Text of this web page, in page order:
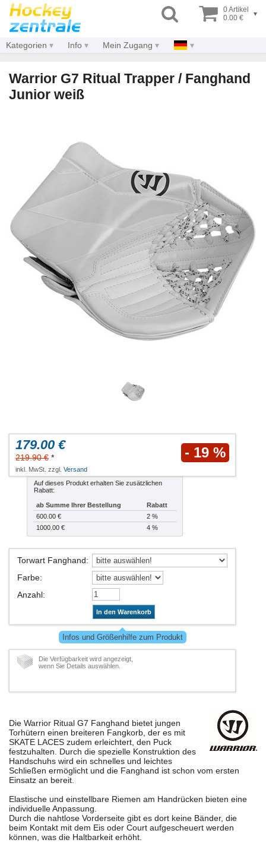
0 Artikel
0.00 €
▾
Kategorien Info Mein Zugang
Warrior G7 Ritual Trapper / Fanghand
Junior weiß
179.00 €
219.90 € * - 19 %
inkl. MwSt. zzgl. Versand
Auf dieses Produkt erhalten Sie zusätzlichen
Rabatt:
ab Summe Ihrer Bestellung
Rabatt
600.00 €
2 %
1000.00 €
4 %
Torwart Fanghand:
Farbe:
Anzahl:
In den Warenkorb
Infos und Größenhilfe zum Produkt
Die Verfügbarkeit wird angezeigt,
wenn Sie Details auswählen.
Die Warrior Ritual G7 Fanghand bietet jungen
Torhütern einen breiteren Fangkorb, der es mit
SKATE LACES zudem erleichtert, den Puck
festzuhalten. Durch die spezielle Konstruktion des
Handschuhs wird ein schnelles und leichtes
Schließen ermöglicht und die Fanghand ist schon vom ersten
Einsatz an bereit.
Elastische und einstellbare Riemen am Handrücken bieten eine
individuelle Anpassung.
Durch die nahtlose Vorderseite gibt es dort keine Bänder, die
beim Kontakt mit dem Eis oder Court aufgescheuert werden
können, was die Haltbarkeit erhöht.